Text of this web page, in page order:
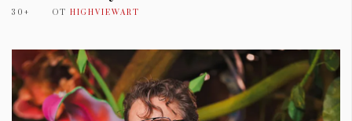
30+ ОТ HIGHVIEWART